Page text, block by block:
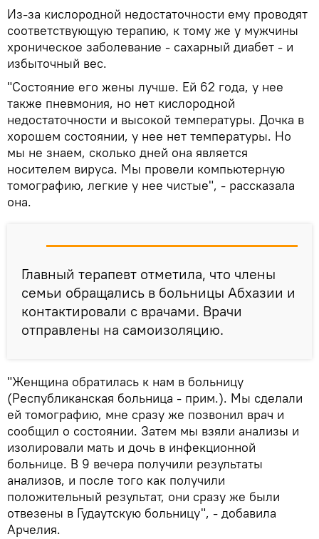
Из-за кислородной недостаточности ему проводят
соответствующую терапию, к тому же у мужчины
хроническое заболевание - сахарный диабет - и
избыточный вес.
"Состояние его жены лучше. Ей 62 года, у нее
также пневмония, но нет кислородной
недостаточности и высокой температуры. Дочка в
хорошем состоянии, у нее нет температуры. Но
мы не знаем, сколько дней она является
носителем вируса. Мы провели компьютерную
томографию, легкие у нее чистые", - рассказала
она.
Главный терапевт отметила, что члены
семьи обращались в больницы Абхазии и
контактировали с врачами. Врачи
отправлены на самоизоляцию.
"Женщина обратилась к нам в больницу
(Республиканская больница - прим.). Мы сделали
ей томографию, мне сразу же позвонил врач и
сообщил о состоянии. Затем мы взяли анализы и
изолировали мать и дочь в инфекционной
больнице. В 9 вечера получили результаты
анализов, и после того как получили
положительный результат, они сразу же были
отвезены в Гудаутскую больницу", - добавила
Арчелия.